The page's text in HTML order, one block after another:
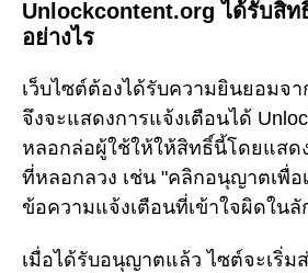
Unlockcontent.org ได้รับสิท
อย่างไร
เว็บไซต์ต้องได้รับความยินยอมจ
จึงจะแสดงการแจ้งเตือนได้
หลอกล่อผู้ใช้ให้ให้สิทธิ์นี้โดยแสด
ที่หลอกลวง เช่น "คลิกอนุญาตเพื่อ
ข้อความแจ้งเตือนที่เข้าใจผิดใน
เมื่อได้รับอนุญาตแล้ว ไซต์จะเริ่ม